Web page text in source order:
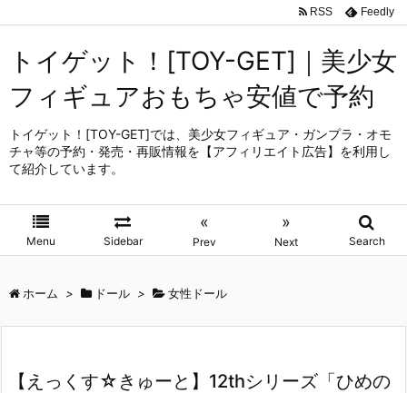
トイゲット！[TOY-GET]｜美少女
フィギュアおもちゃ安値で予約
トイゲット！[TOY-GET]では、美少女フィギュア・ガンプラ・オモ
チャ等の予約・発売・再販情報を【アフィリエイト広告】を利用し
て紹介しています。
Menu Sidebar
«
Prev
»
Next Search
RSS Feedly
ホーム > ドール > 女性ドール
【えっくす☆きゅーと】12thシリーズ「ひめの